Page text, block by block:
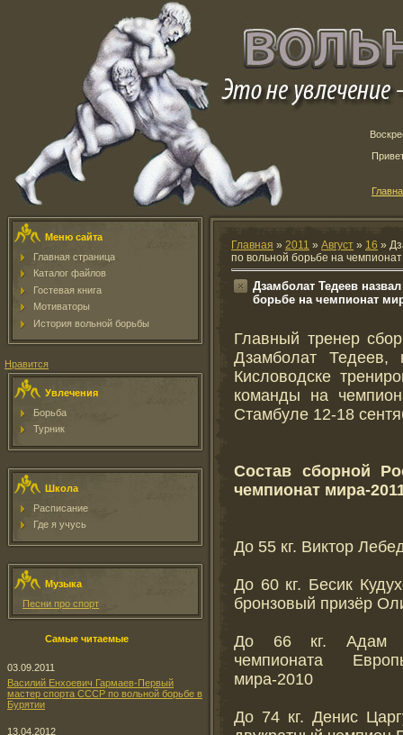
Меню сайта
Главная страница
Каталог файлов
Гостевая книга
Мотиваторы
История вольной борьбы
Нравится
Увлечения
Борьба
Турник
Школа
Расписание
Где я учусь
Музыка
Песни про спорт
Самые читаемые
03.09.2011
Василий Енхоевич Гармаев-Первый
мастер спорта СССР по вольной борьбе в
Бурятии
13.04.2012
Главная » 2011 » Август » 16 »
по вольной борьбе на
Дзамболат Тедеев
борьбе на чемпионат
Главный тренер
Дзамболат
Кисловодске
команды на
Стамбуле 12-18
Состав сборной
чемпионат мира-
До 55 кг. Виктор
До 60 кг. Бесик
бронзовый призёр
До 66 кг. Адам
чемпионата
мира-2010
До 74 кг. Денис